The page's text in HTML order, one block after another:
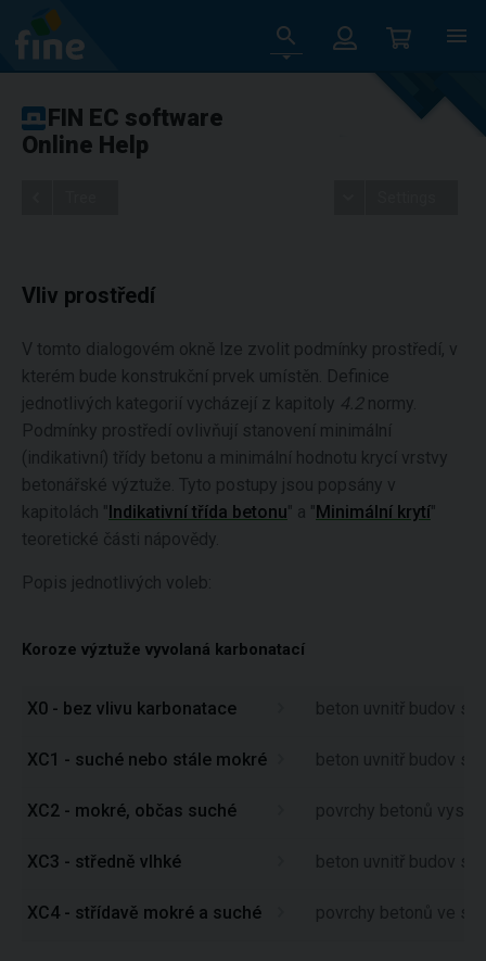
FIN EC software
Online Help
Vliv prostředí
V tomto dialogovém okně lze zvolit podmínky prostředí, v
kterém bude konstrukční prvek umístěn. Definice
jednotlivých kategorií vycházejí z kapitoly 4.2normy.
Podmínky prostředí ovlivňují stanovení minimální
(indikativní) třídy betonu a minimální hodnotu krycí vrstvy
betonářské výztuže. Tyto postupy jsou popsány v
kapitolách "Indikativní třída betonu" a "Minimální krytí"
teoretické části nápovědy.
Popis jednotlivých voleb:
Koroze výztuže vyvolaná karbonatací
X0 - bez vlivu karbonatace beton uvnitř budov s
XC1 - suché nebo stále mokré beton uvnitř budov s
XC2 - mokré, občas suché povrchy betonů
XC3 - středně vlhké beton uvnitř budov
XC4 - střídavě mokré a suché povrchy betonů ve